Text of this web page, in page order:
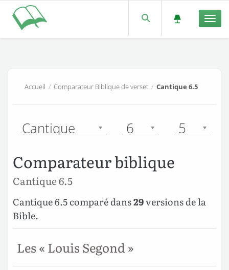
Accueil / Comparateur Biblique de verset/ Cantique 6.5
Cantique 6 5
Comparateur biblique
Cantique 6.5
Cantique 6.5 comparé dans29versions de la
Bible.
Les « Louis Segond »